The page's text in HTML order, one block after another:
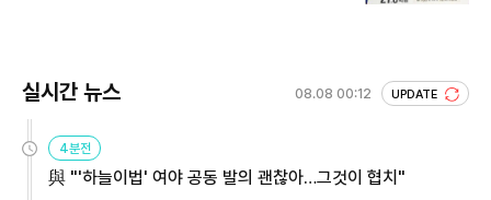
실시간 뉴스 08.08 00:12 UPDATE
4분전
與 "'하늘이법' 여야 공동 발의 괜찮아…그것이 협치"